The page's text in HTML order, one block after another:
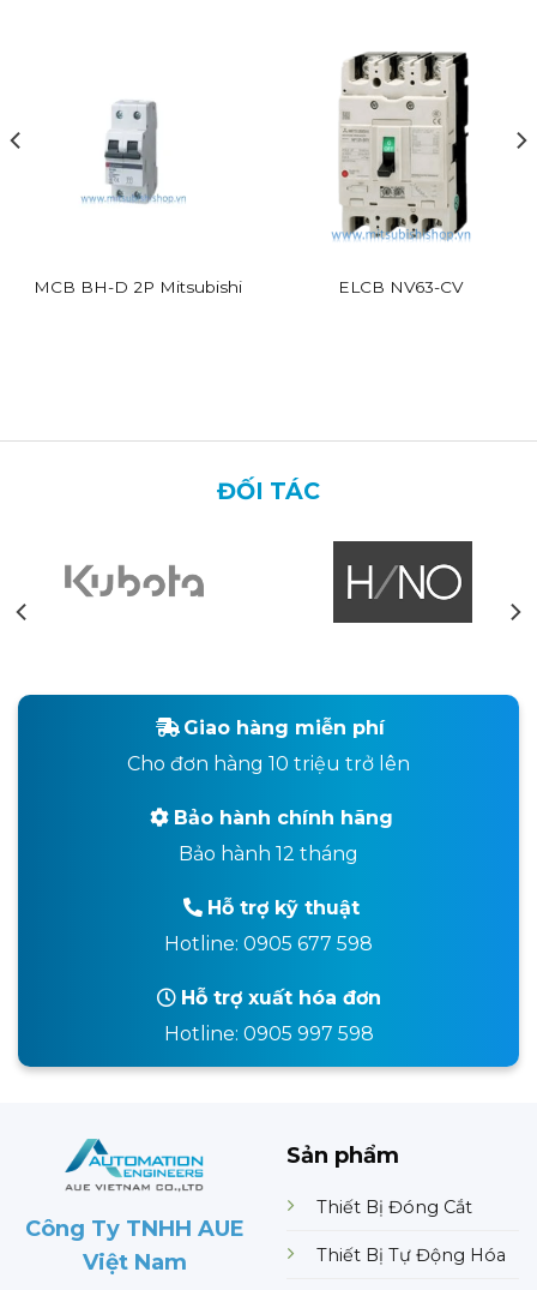
MCB BH-D 2P Mitsubishi ELCB NV63-CV
ĐỐI TÁC
Giao hàng miễn phí
Cho đơn hàng 10 triệu trở lên
Bảo hành chính hãng
Bảo hành 12 tháng
Hỗ trợ kỹ thuật
Hotline: 0905 677 598
Hỗ trợ xuất hóa đơn
Hotline: 0905 997 598
Công Ty TNHH AUE
Việt Nam
Sản phẩm
Thiết Bị Đóng Cắt
Thiết Bị Tự Động Hóa